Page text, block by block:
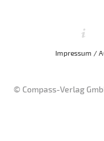
Impressum /
© Compass-Verlag